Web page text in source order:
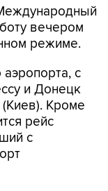
вечером
режиме.
с
и Донецк
Кроме
рейс
с